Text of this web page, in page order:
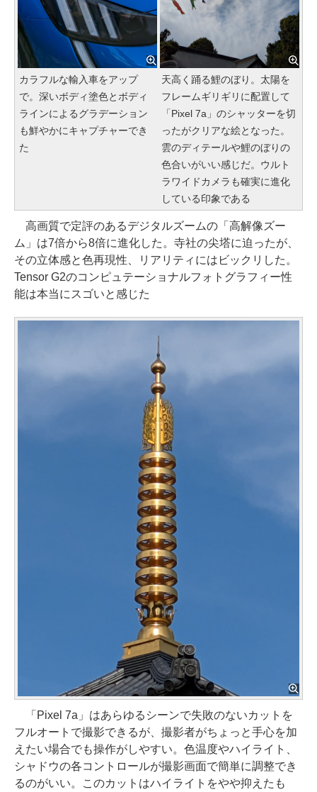
カラフルな輸入車をアップ
で。深いボディ塗色とボディ
ラインによるグラデーション
も鮮やかにキャプチャーでき
た
天高く踊る鯉のぼり。太陽を
フレームギリギリに配置して
「Pixel 7a」のシャッターを切
ったがクリアな絵となった。
雲のディテールや鯉のぼりの
色合いがいい感じだ。ウルト
ラワイドカメラも確実に進化
している印象である
高画質で定評のあるデジタルズームの「高解像ズー
ム」は7倍から8倍に進化した。寺社の尖塔に迫ったが、
その立体感と色再現性、リアリティにはビックリした。
Tensor G2のコンピュテーショナルフォトグラフィー性
能は本当にスゴいと感じた
「Pixel 7a」はあらゆるシーンで失敗のないカットを
フルオートで撮影できるが、撮影者がちょっと手心を加
えたい場合でも操作がしやすい。色温度やハイライト、
シャドウの各コントロールが撮影画面で簡単に調整でき
るのがいい。このカットはハイライトをやや抑えたも